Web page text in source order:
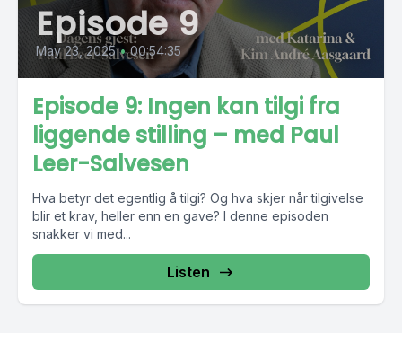
Episode 9
May 23, 2025 • 00:54:35
Episode 9: Ingen kan tilgi fra
liggende stilling – med Paul
Leer-Salvesen
Hva betyr det egentlig å tilgi? Og hva skjer når tilgivelse
blir et krav, heller enn en gave? I denne episoden
snakker vi med...
Listen